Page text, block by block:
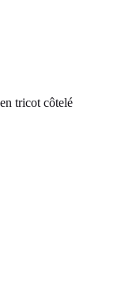
tricot côtelé